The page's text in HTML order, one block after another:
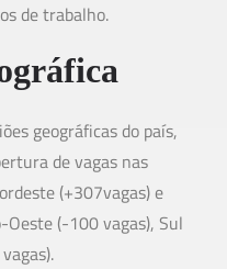
de trabalho.
geográficas do país,
de vagas nas
(+307vagas) e
(-100 vagas), Sul